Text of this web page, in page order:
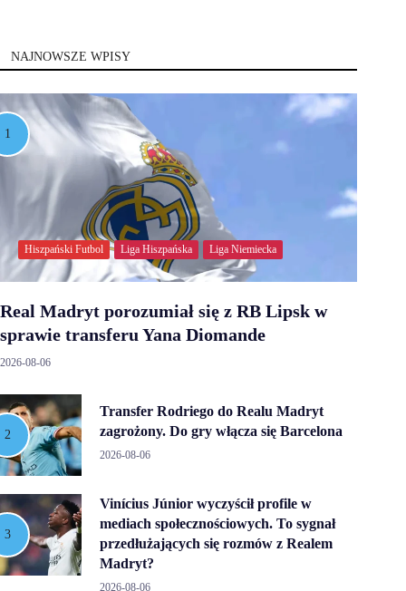
NAJNOWSZE WPISY
Hiszpański Futbol Liga Hiszpańska Liga Niemiecka
Real Madryt porozumiał się z RB Lipsk w
sprawie transferu Yana Diomande
2026-08-06
Transfer Rodriego do Realu Madryt
zagrożony. Do gry włącza się Barcelona
2026-08-06
Vinícius Júnior wyczyścił profile w
mediach społecznościowych. To sygnał
przedłużających się rozmów z Realem
Madryt?
2026-08-06